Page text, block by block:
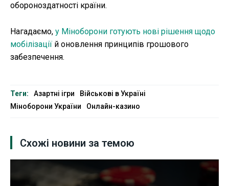
обороноздатності країни.
Нагадаємо, у Міноборони готують нові рішення щодо
мобілізації й оновлення принципів грошового
забезпечення.
Теги: Азартні ігри
Військові в Україні
Міноборони України
Онлайн-казино
Схожі новини за темою